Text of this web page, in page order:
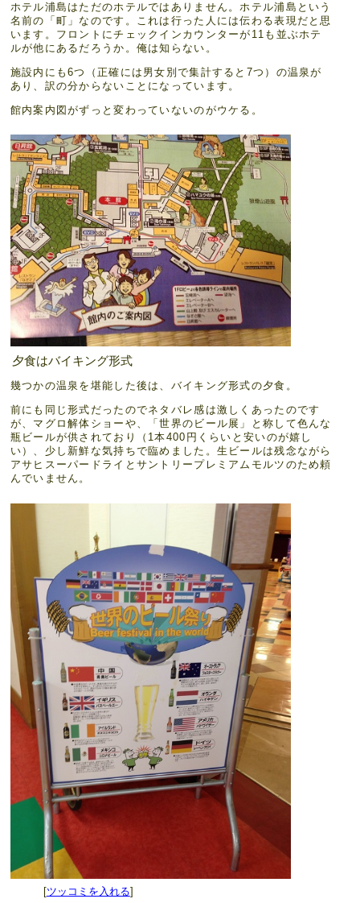
ホテル浦島はただのホテルではありません。ホテル浦島という
名前の「町」なのです。これは行った人には伝わる表現だと思
います。フロントにチェックインカウンターが11も並ぶホテ
ルが他にあるだろうか。俺は知らない。
施設内にも6つ（正確には男女別で集計すると7つ）の温泉が
あり、訳の分からないことになっています。
館内案内図がずっと変わっていないのがウケる。
夕食はバイキング形式
幾つかの温泉を堪能した後は、バイキング形式の夕食。
前にも同じ形式だったのでネタバレ感は激しくあったのです
が、マグロ解体ショーや、「世界のビール展」と称して色んな
瓶ビールが供されており（1本400円くらいと安いのが嬉し
い）、少し新鮮な気持ちで臨めました。生ビールは残念ながら
アサヒスーパードライとサントリープレミアムモルツのため頼
んでいません。
[ツッコミを入れる]